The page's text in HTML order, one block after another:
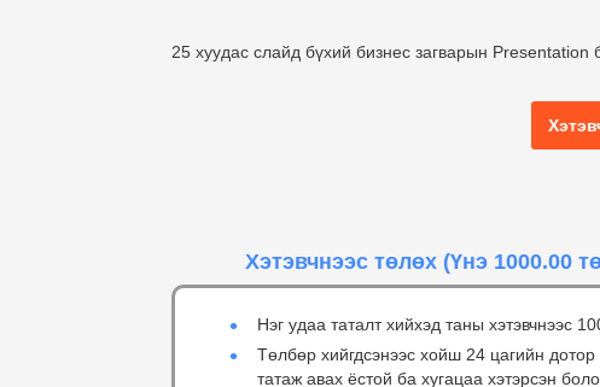
25 хуудас слайд бүхий бизнес загварын Presentation
Хэтэвчнээс төлөх (Үнэ 1000.00
Нэг удаа таталт хийхэд таны хэтэвчнээс
Төлбөр хийгдсэнээс хойш 24 цагийн
татаж авах ёстой ба хугацаа хэтэрсэн